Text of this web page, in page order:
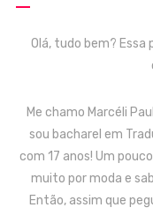
Olá, tudo bem? Essa
Me chamo Marcéli
sou bacharel em
com 17 anos! Um
muito por moda e
Então, assim que